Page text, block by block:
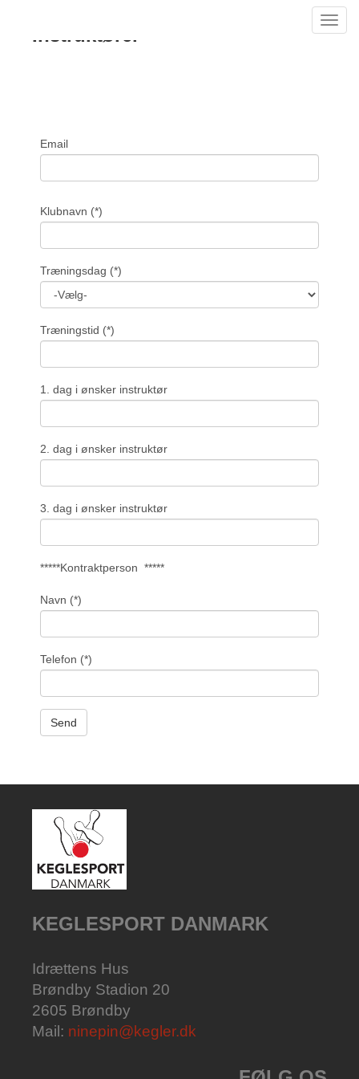
Instruktører
Email
Klubnavn (*)
Træningsdag (*)
Træningstid (*)
1. dag i ønsker instruktør
2. dag i ønsker instruktør
3. dag i ønsker instruktør
*****Kontraktperson *****
Navn (*)
Telefon (*)
KEGLESPORT DANMARK
Idrættens Hus
Brøndby Stadion 20
2605 Brøndby
Mail: ninepin@kegler.dk